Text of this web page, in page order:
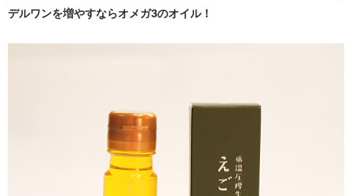
デルワンを増やすならオメガ3のオイル！